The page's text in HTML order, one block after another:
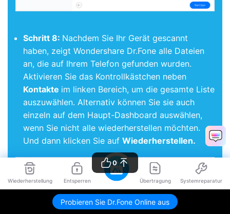
Wiederherstellung Entsperren Übertragung Systemreparatur
Probieren Sie Dr.Fone Online aus
Schritt 8: Nachdem Sie Ihr Gerät gescannt
haben, zeigt Wondershare Dr.Fone alle Dateien
an, die auf Ihrem Telefon gefunden wurden.
Aktivieren Sie das Kontrollkästchen neben
Kontakte im linken Bereich, um die gesamte Liste
auszuwählen. Alternativ können Sie sie auch
einzeln auf dem Haupt-Dashboard auswählen,
wenn Sie nicht alle wiederherstellen möchten.
Und dann klicken Sie auf Wiederherstellen.
0